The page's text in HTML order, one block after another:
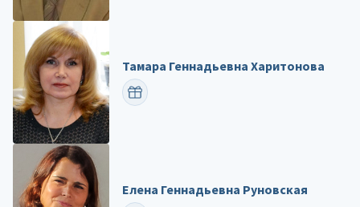
Тамара Геннадьевна Харитонова
ПОЗДРАВИТЬ
Елена Геннадьевна Руновская